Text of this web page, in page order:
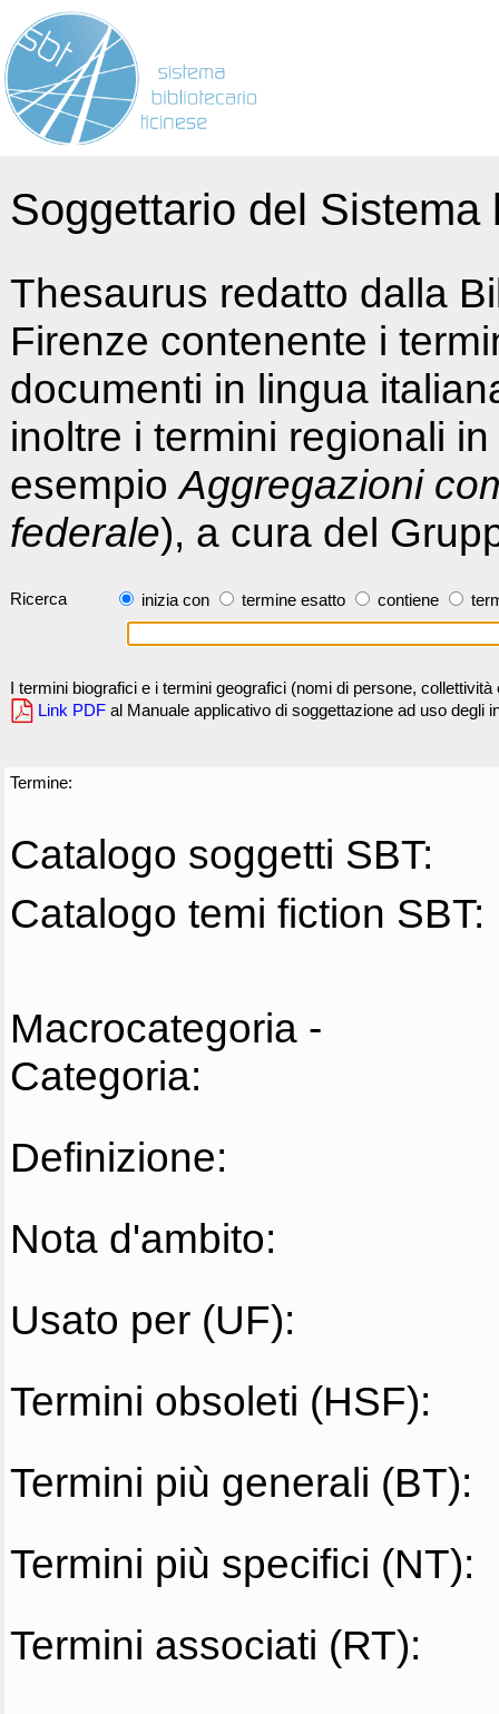
Soggettario del
Thesaurus redatto dalla
Firenze contenente i
documenti in lingua
inoltre i termini regionali
esempioAggregazioni
federale), a cura del
Ricerca inizia con termine esatto contiene
I termini biografici e i termini geografici (nomi di persone,
Link PDF al Manuale applicativo di soggettazione ad uso degli
Termine:
Catalogo soggetti SBT:
Catalogo temi fiction SBT:
Macrocategoria -
Categoria:
Definizione:
Nota d'ambito:
Usato per (UF):
Termini obsoleti (HSF):
Termini più generali (BT):
Termini più specifici (NT):
Termini associati (RT):